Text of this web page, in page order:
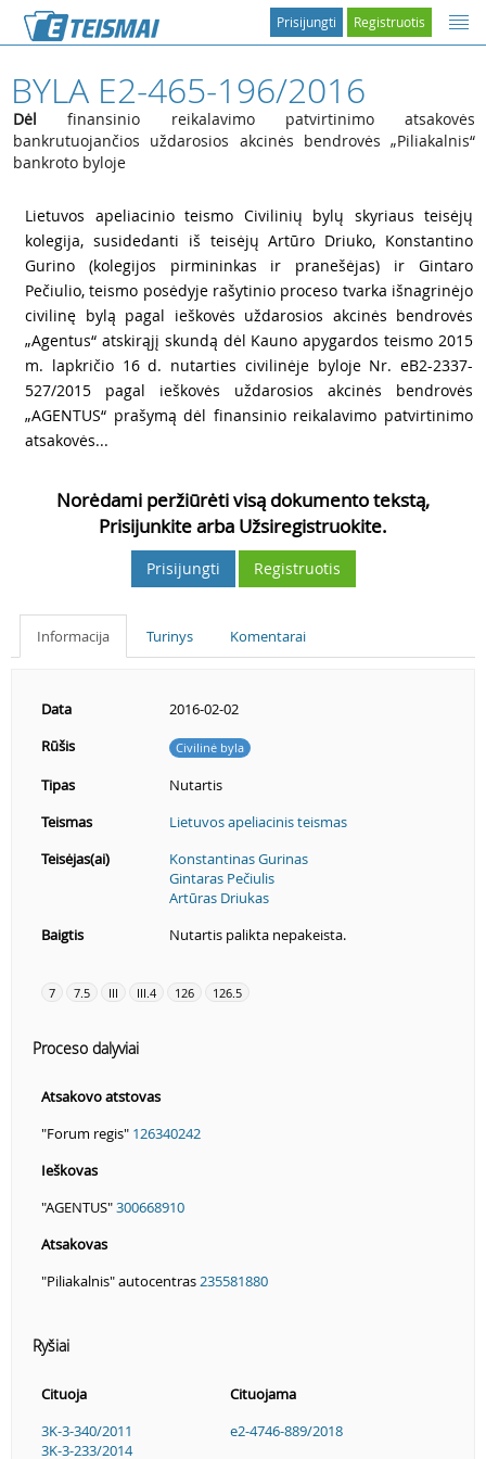
Registruotis
Prisijungti
BYLA E2-465-196/2016
Dėl finansinio reikalavimo patvirtinimo atsakovės
bankrutuojančios uždarosios akcinės bendrovės „Piliakalnis“
bankroto byloje
Lietuvos apeliacinio teismo Civilinių bylų skyriaus teisėjų
kolegija, susidedanti iš teisėjų Artūro Driuko, Konstantino
Gurino (kolegijos pirmininkas ir pranešėjas) ir Gintaro
Pečiulio, teismo posėdyje rašytinio proceso tvarka išnagrinėjo
civilinę bylą pagal ieškovės uždarosios akcinės bendrovės
„Agentus“ atskirąjį skundą dėl Kauno apygardos teismo 2015
m. lapkričio 16 d. nutarties civilinėje byloje Nr. eB2-2337-
527/2015 pagal ieškovės uždarosios akcinės bendrovės
„AGENTUS“ prašymą dėl finansinio reikalavimo patvirtinimo
atsakovės...
Norėdami peržiūrėti visą dokumento tekstą,
Prisijunkite arba Užsiregistruokite.
Prisijungti Registruotis
Informacija Turinys Komentarai
Data
2016-02-02
Rūšis
Civilinė byla
Tipas
Nutartis
Teismas
Lietuvos apeliacinis teismas
Teisėjas(ai)
Konstantinas Gurinas
Gintaras Pečiulis
Artūras Driukas
Baigtis
Nutartis palikta nepakeista.
7 7.5 III III.4 126 126.5
Proceso dalyviai
Atsakovo atstovas
"Forum regis" 126340242
Ieškovas
"AGENTUS"300668910
Atsakovas
"Piliakalnis" autocentras 235581880
Ryšiai
Cituoja
Cituojama
3K-3-340/2011
3K-3-233/2014
e2-4746-889/2018